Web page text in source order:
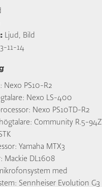
Ljud, Bild
11-14
Nexo PS10-R2
Nexo LS-400
Nexo PS10TD-R2
Community R.5-94Z
Yamaha MTX3
Mackie DL1608
med
Sennheiser Evolution G3